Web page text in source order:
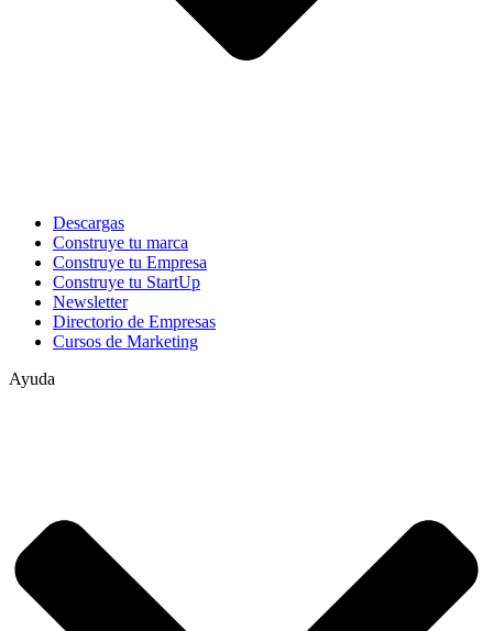
Descargas
Construye tu marca
Construye tu Empresa
Construye tu StartUp
Newsletter
Directorio de Empresas
Cursos de Marketing
Ayuda